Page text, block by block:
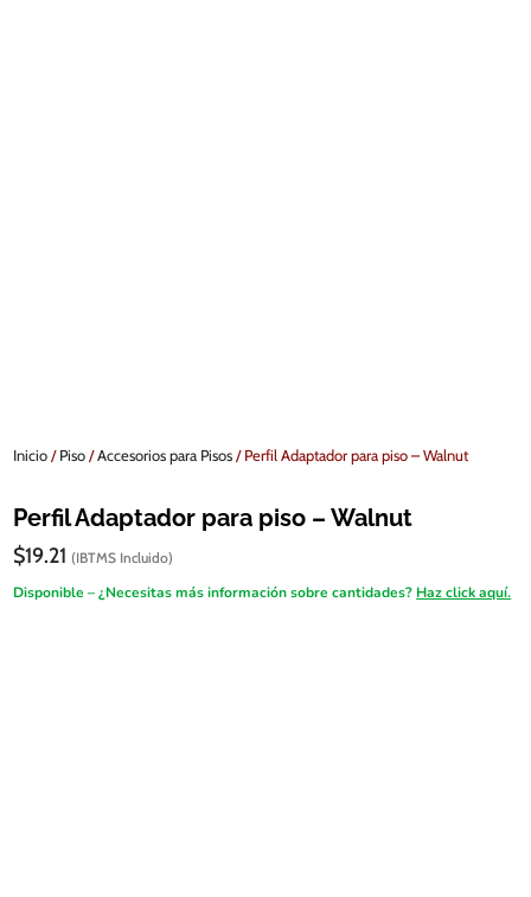
Inicio/Piso/Accesorios para Pisos/ Perfil Adaptador para piso – Walnut
Perfil Adaptador para piso – Walnut
$19.21 (IBTMS Incluido)
Disponible – ¿Necesitas más información sobre cantidades? Haz click aquí.